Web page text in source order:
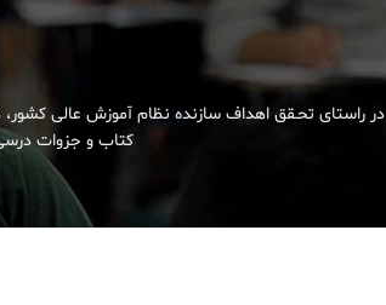
در راستای تحـقق اهداف سازنده نظام آموزش عالی
کتاب و جزوات